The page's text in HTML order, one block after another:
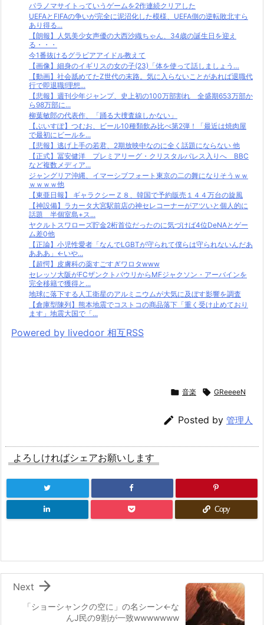
パラノマサイトっていうゲームを2作連続クリアした
UEFAとFIFAの争いが完全に泥沼化した模様、UEFA側の逆転敗北すら
あり得る...
【朗報】人気美少女声優の大西沙織ちゃん、34歳の誕生日を迎え
る・・・
今1番抜けるグラビアアイドル教えて
【画像】細身のイギリスの女の子(23)「体を使って話しましょう…
【動画】社会舐めてたZ世代の末路。気に入らないことがあれば退職代
行で即退職!理想...
【悲報】週刊少年ジャンプ、史上初の100万部割れ 全盛期653万部か
ら98万部に...
柳葉敏郎の代表作、「踊る大捜査線しかない」
【ぶいすぽ】つむお、ビール10種類飲み比べ第2弾！「最近は焼肉屋
で最初にビールを...
【悲報】逃げ上手の若君、2期放映中なのに全く話題にならない 他
【正式】冨安健洋 プレミアリーグ・クリスタルパレス入りへ BBC
など複数メディア...
ジャングリア沖縄、イマーシブフォート東京の二の舞になりそうｗｗ
ｗｗｗｗ他
【東亜日報】 ギャラクシーＺ８、韓国で予約販売１４４万台の旋風
【神設備】ラカータ大宮駅前店の神セレコーナーがアツいと個人的に
話題 半個室島+ス...
ヤクルトスワローズ貯金2桁首位だったのに気づけば4位DeNAとゲー
ム差0他
【正論】小児性愛者「なんでLGBTが守られて僕らは守られないんだあ
あああ」←いや...
【超愕】皮膚科の薬すごすぎワロタwww
セレッソ大阪がFCザンクトパウリからMFジャクソン・アーバインを
完全移籍で獲得と...
地球に落下する人工衛星のアルミニウムが大気に及ぼす影響を調査
【倉庫型陳列】熊本地震でコストコの商品落下「重く受け止めており
ます」地震大国で「...
Powered by livedoor 相互RSS
 音楽  GReeeeN
 Posted by 管理人
よろしければシェアお願いします
Copy
「ショーシャンクの空に」の名シーン←な
んJ民の9割が一致wwwwwww

Next